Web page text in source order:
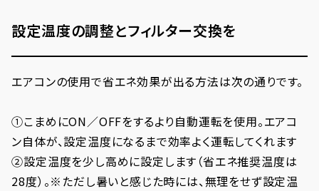
設定温度の調整とフィルター交換を
エアコンの使用で省エネ効果が出る方法は次の通りです。
①こまめにON／OFFをするより自動運転を使用。エアコ
ン自体が、設定温度になるまで効率よく運転してくれます
②設定温度を少し高めに設定します（省エネ推奨温度は
28度）。※ただし暑いと感じた時には、無理をせず設定温